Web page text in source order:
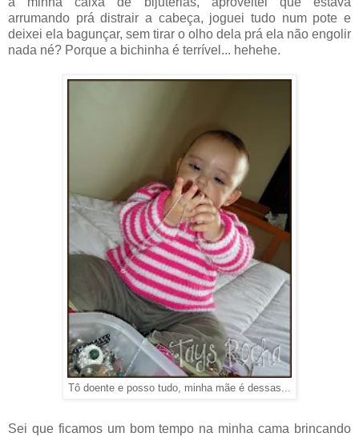
arrumando prá distrair a cabeça, joguei tudo num pote e
deixei ela bagunçar, sem tirar o olho dela prá ela não engolir
nada né? Porque a bichinha é terrível... hehehe.
Tô doente e posso tudo, minha mãe é dessas...
Sei que ficamos um bom tempo na minha cama brincando